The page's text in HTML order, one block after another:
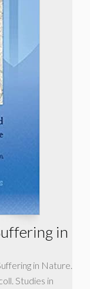
in
in Nature.
Studies in